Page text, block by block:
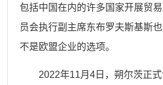
包括中国在内的许多国家开展贸
员会执行副主席东布罗夫斯基斯
不是欧盟企业的选项。
2022年11月4日，朔尔茨正